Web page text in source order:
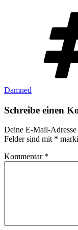
Damned
Schreibe einen
Deine E-Mail-
Felder sind mit *
Kommentar *